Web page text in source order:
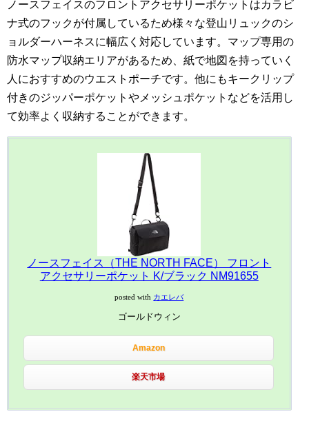
ノースフェイスのフロントアクセサリーポケットはカラビ
ナ式のフックが付属しているため様々な登山リュックのシ
ョルダーハーネスに幅広く対応しています。マップ専用の
防水マップ収納エリアがあるため、紙で地図を持っていく
人におすすめのウエストポーチです。他にもキークリップ
付きのジッパーポケットやメッシュポケットなどを活用し
て効率よく収納することができます。
ノースフェイス（THE NORTH FACE） フロント
アクセサリーポケット K/ブラック NM91655
posted with カエレバ
ゴールドウィン
Amazon
楽天市場